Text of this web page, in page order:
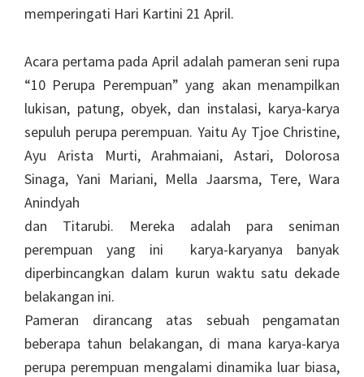
memperingati Hari Kartini 21 April.
Acara pertama pada April adalah pameran seni rupa
“10 Perupa Perempuan” yang akan menampilkan
lukisan, patung, obyek, dan instalasi, karya-karya
sepuluh perupa perempuan. Yaitu Ay Tjoe Christine,
Ayu Arista Murti, Arahmaiani, Astari, Dolorosa
Sinaga, Yani Mariani, Mella Jaarsma, Tere, Wara
Anindyah
dan Titarubi. Mereka adalah para seniman
perempuan yang ini karya-karyanya banyak
diperbincangkan dalam kurun waktu satu dekade
belakangan ini.
Pameran dirancang atas sebuah pengamatan
beberapa tahun belakangan, di mana karya-karya
perupa perempuan mengalami dinamika luar biasa,